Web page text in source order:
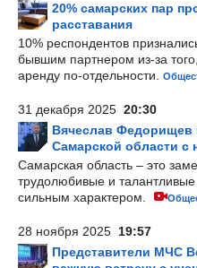
20% самарских пар
расставания
10% респондентов
бывшим партнером из-за
аренду по-отдельности.
31 декабря 2025 20:30
Вячеслав Федорищев
Самарской области
Самарская область – это
трудолюбивые и
сильным характером.
28 ноября 2025 19:57
Представители МЧС